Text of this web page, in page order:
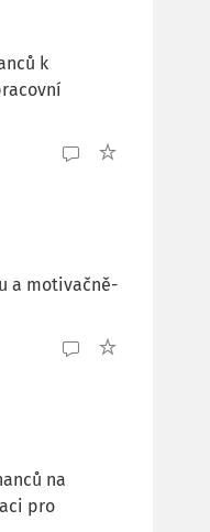
k
a motivačně-
na
pro